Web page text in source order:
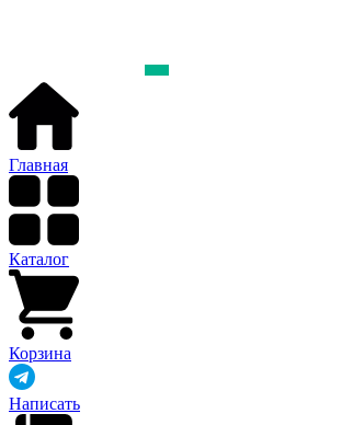
Главная
Каталог
Корзина
Написать